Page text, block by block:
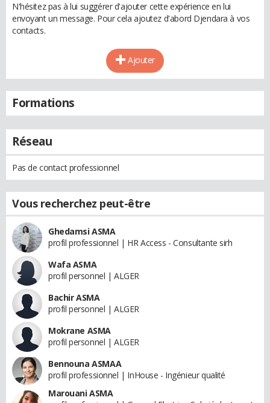
N'hésitez pas à lui suggérer d'ajouter cette expérience en lui
envoyant un message. Pour cela ajoutez d'abord Djendara à vos
contacts.
Ajouter
Formations
Réseau
Pas de contact professionnel
Vous recherchez peut-être
Ghedamsi ASMA
profil professionnel | HR Access - Consultante sirh
Wafa ASMA
profil personnel | ALGER
Bachir ASMA
profil personnel | ALGER
Mokrane ASMA
profil personnel | ALGER
Bennouna ASMAA
profil professionnel | InHouse - Ingénieur qualité
Marouani ASMA